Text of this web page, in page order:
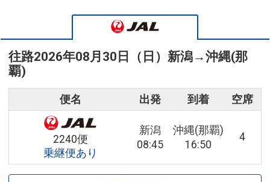
往路2026年08月30日（日） 新潟→沖縄(那
覇)
便名 出発 到着 空席
2240便
乗継便あり
新潟
08:45
沖縄(那覇)
16:50
4